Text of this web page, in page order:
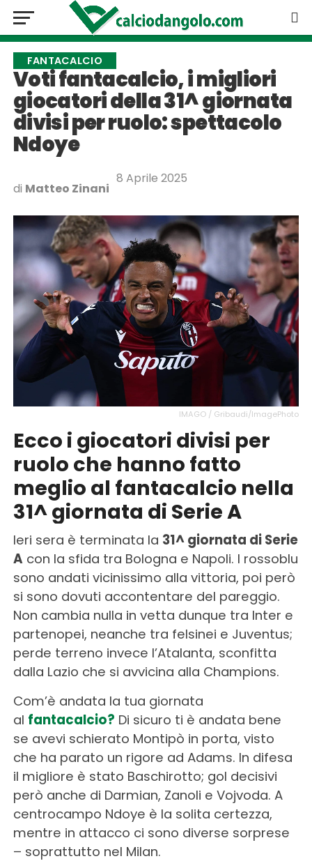
FANTACALCIO
Voti fantacalcio, i migliori
giocatori della 31^ giornata
divisi per ruolo: spettacolo
Ndoye
di Matteo Zinani
8 Aprile 2025
IMAGO / Gribaudi/ImagePhoto
Ecco i giocatori divisi per
ruolo che hanno fatto
meglio al fantacalcio nella
31^ giornata di Serie A
Ieri sera è terminata la 31^ giornata di Serie
A con la sfida tra Bologna e Napoli. I rossoblu
sono andati vicinissimo alla vittoria, poi però
si sono dovuti accontentare del pareggio.
Non cambia nulla in vetta dunque tra Inter e
partenopei, neanche tra felsinei e Juventus;
perde terreno invece l’Atalanta, sconfitta
dalla Lazio che si avvicina alla Champions.
Com’è andata la tua giornata
al fantacalcio? Di sicuro ti è andata bene
se avevi schierato Montipò in porta, visto
che ha parato un rigore ad Adams. In difesa
il migliore è stato Baschirotto; gol decisivi
però anche di Darmian, Zanoli e Vojvoda. A
centrocampo Ndoye è la solita certezza,
mentre in attacco ci sono diverse sorprese
– soprattutto nel Milan.